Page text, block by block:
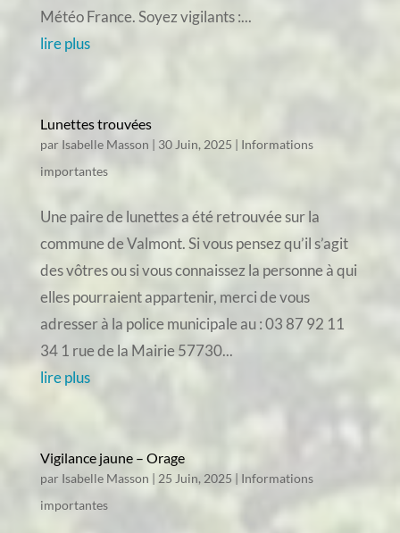
Météo France. Soyez vigilants :...
lire plus
Lunettes trouvées
par Isabelle Masson | 30 Juin, 2025 | Informations
importantes
Une paire de lunettes a été retrouvée sur la
commune de Valmont. Si vous pensez qu’il s’agit
des vôtres ou si vous connaissez la personne à qui
elles pourraient appartenir, merci de vous
adresser à la police municipale au : 03 87 92 11
34 1 rue de la Mairie 57730...
lire plus
Vigilance jaune – Orage
par Isabelle Masson | 25 Juin, 2025 | Informations
importantes